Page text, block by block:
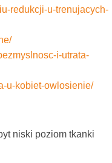
redukcji-u-trenujacych-
i-utrata-
u-kobiet-owlosienie/
niski poziom tkanki